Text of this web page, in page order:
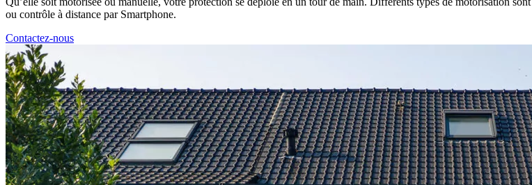
ou contrôle à distance par Smartphone.
Contactez-nous